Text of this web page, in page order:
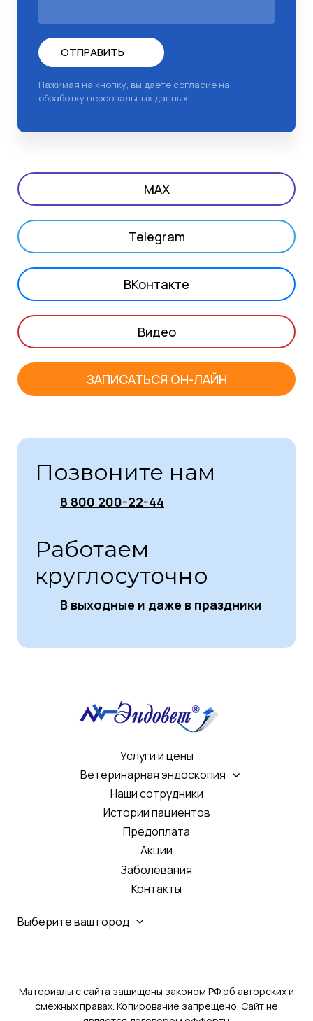
ОТПРАВИТЬ
Нажимая на кнопку, вы даете согласие на
обработку персональных данных
MAX
Telegram
ВКонтакте
Видео
ЗАПИСАТЬСЯ ОН-ЛАЙН
Позвоните нам
8 800 200-22-44
Работаем
круглосуточно
В выходные и даже в праздники
Услуги и цены
Ветеринарная эндоскопия
Наши сотрудники
Истории пациентов
Предоплата
Акции
Заболевания
Контакты
Выберите ваш город
Материалы с сайта защищены законом РФ об авторских и
смежных правах. Копирование запрещено. Сайт не